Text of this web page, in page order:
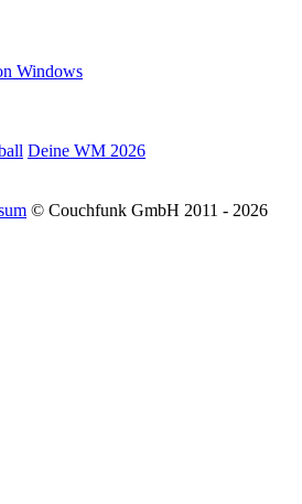
Windows
Deine WM 2026
© Couchfunk GmbH 2011 - 2026